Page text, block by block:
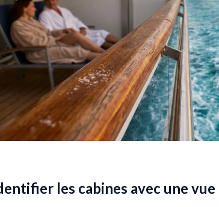
les cabines avec une